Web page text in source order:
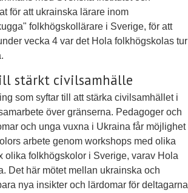
för att ukrainska lärare inom
folkhögskollärare i Sverige, för att
vecka 4 var det Hola folkhögskolas tur
stärkt civilsamhälle
som syftar till att stärka civilsamhället i
över gränserna. Pedagoger och
och unga vuxna i Ukraina får möjlighet
arbete genom workshops med olika
olika folkhögskolor i Sverige, varav Hola
Det här mötet mellan ukrainska och
nya insikter och lärdomar för deltagarna